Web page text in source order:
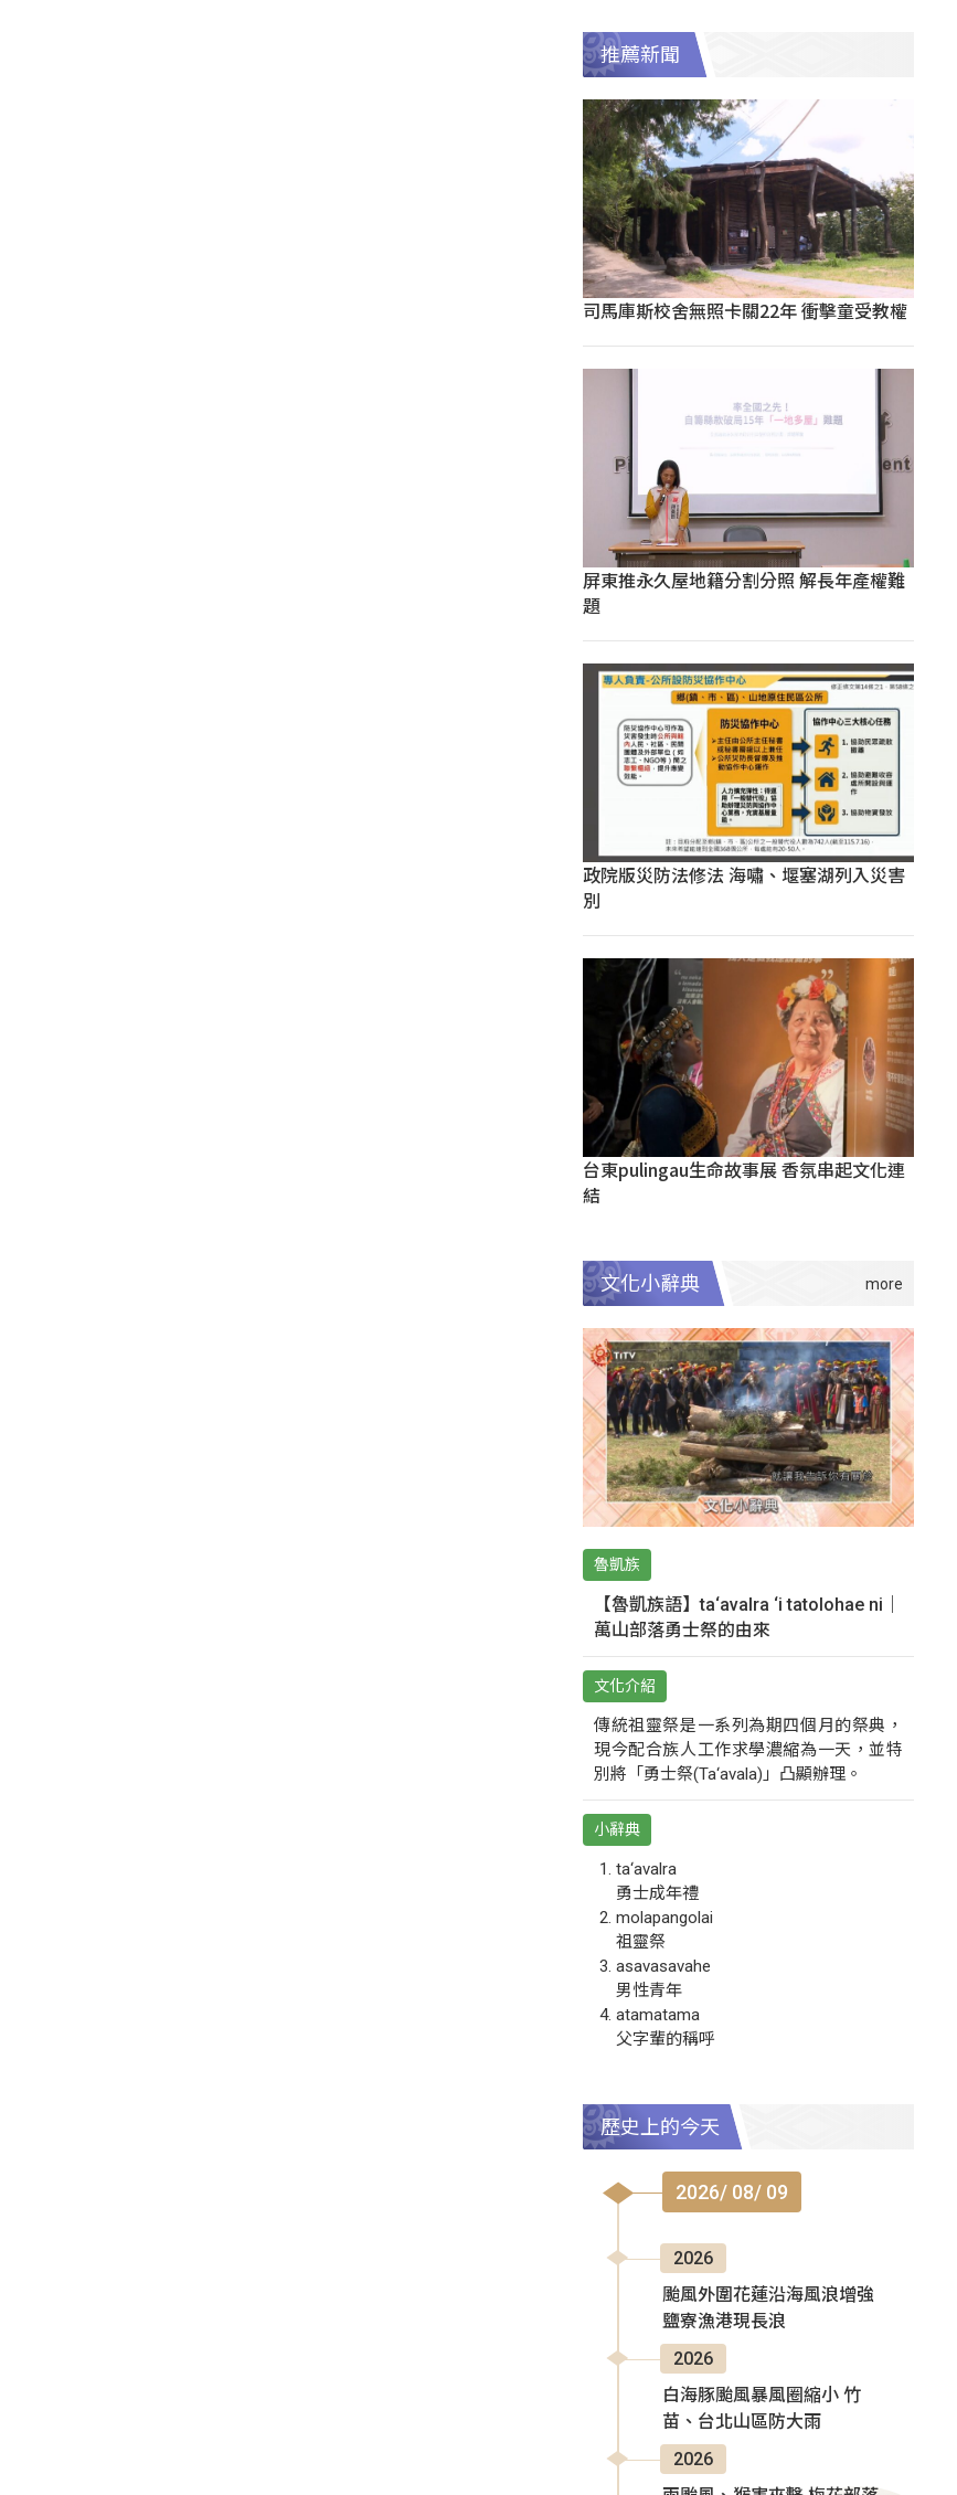
推薦新聞
司馬庫斯校舍無照卡關22年 衝擊童受教權
屏東推永久屋地籍分割分照 解長年產權難
題
政院版災防法修法 海嘯、堰塞湖列入災害
別
台東pulingau生命故事展 香氛串起文化連
結
文化小辭典
魯凱族
【魯凱族語】ta‘avalra ‘i tatolohae ni｜
萬山部落勇士祭的由來
文化介紹
傳統祖靈祭是一系列為期四個月的祭典，
現今配合族人工作求學濃縮為一天，並特
別將「勇士祭(Ta‘avala)」凸顯辦理。
小辭典
ta‘avalra
勇士成年禮
molapangolai
祖靈祭
asavasavahe
男性青年
atamatama
父字輩的稱呼
歷史上的今天
2026/ 08/ 09
2026
颱風外圍花蓮沿海風浪增強
鹽寮漁港現長浪
2026
白海豚颱風暴風圈縮小 竹
苗、台北山區防大雨
2026